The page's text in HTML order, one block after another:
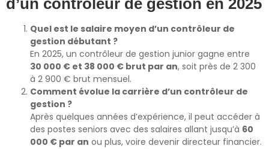
d’un contrôleur de gestion en 2025
Quel est le salaire moyen d’un contrôleur de
gestion débutant ?
En 2025, un contrôleur de gestion junior gagne entre
30 000 € et 38 000 € brut par an, soit près de 2 300
à 2 900 € brut mensuel.
Comment évolue la carrière d’un contrôleur de
gestion ?
Après quelques années d’expérience, il peut accéder à
des postes seniors avec des salaires allant jusqu’à 60
000 € par an ou plus, voire devenir directeur financier.